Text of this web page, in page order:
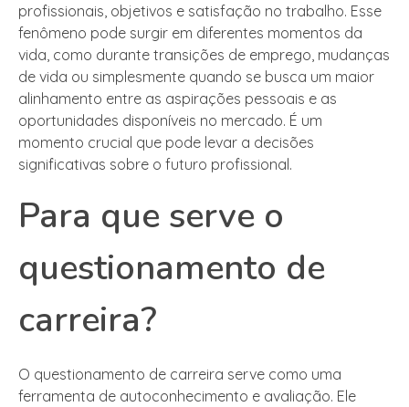
profissionais, objetivos e satisfação no trabalho. Esse
fenômeno pode surgir em diferentes momentos da
vida, como durante transições de emprego, mudanças
de vida ou simplesmente quando se busca um maior
alinhamento entre as aspirações pessoais e as
oportunidades disponíveis no mercado. É um
momento crucial que pode levar a decisões
significativas sobre o futuro profissional.
Para que serve o
questionamento de
carreira?
O questionamento de carreira serve como uma
ferramenta de autoconhecimento e avaliação. Ele